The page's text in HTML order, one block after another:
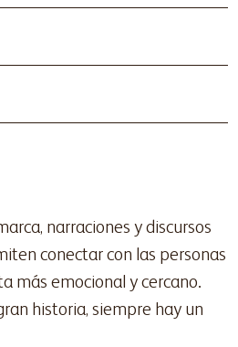
narraciones y discursos
conectar con las personas
más emocional y cercano.
historia, siempre hay un